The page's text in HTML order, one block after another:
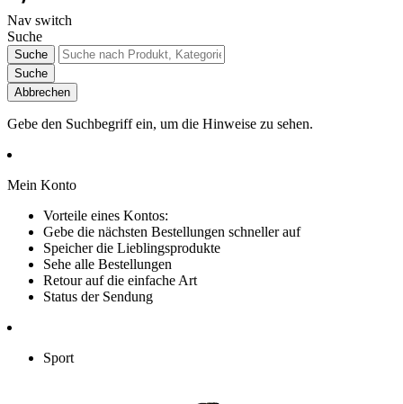
Nav switch
Suche
Suche
Suche
Abbrechen
Gebe den Suchbegriff ein, um die Hinweise zu sehen.
Mein Konto
Vorteile eines Kontos:
Gebe die nächsten Bestellungen schneller auf
Speicher die Lieblingsprodukte
Sehe alle Bestellungen
Retour auf die einfache Art
Status der Sendung
Sport